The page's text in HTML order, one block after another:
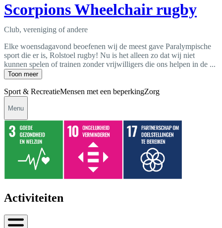
Scorpions Wheelchair rugby
Club, vereniging of andere
Elke woensdagavond beoefenen wij de meest gave Paralympische
sport die er is, Rolstoel rugby! Nu is het alleen zo dat wij niet
kunnen spelen of trainen zonder vrijwilligers die ons helpen in de ...
Toon meer
Sport & RecreatieMensen met een beperkingZorg
Menu
Activiteiten